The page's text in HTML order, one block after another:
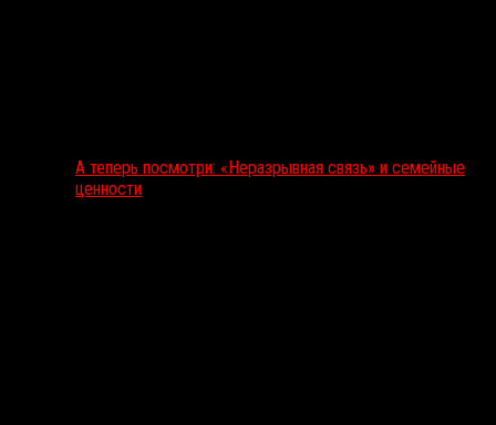
А теперь посмотри: «Неразрывная связь» и семейные
ценности